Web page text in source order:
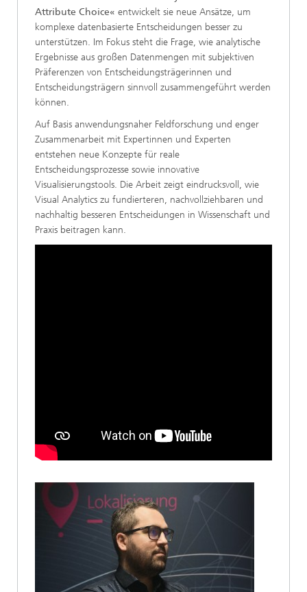
Attribute Choice« entwickelt sie neue Ansätze, um
komplexe datenbasierte Entscheidungen besser zu
unterstützen. Im Fokus steht die Frage, wie analytische
Ergebnisse aus großen Datenmengen mit subjektiven
Präferenzen von Entscheidungsträgerinnen und
Entscheidungsträgern sinnvoll zusammengeführt werden
können.
Auf Basis anwendungsnaher Feldforschung und enger
Zusammenarbeit mit Expertinnen und Experten
entstehen neue Konzepte für reale
Entscheidungsprozesse sowie innovative
Visualisierungstools. Die Arbeit zeigt eindrucksvoll, wie
Visual Analytics zu fundierteren, nachvollziehbaren und
nachhaltig besseren Entscheidungen in Wissenschaft und
Praxis beitragen kann.